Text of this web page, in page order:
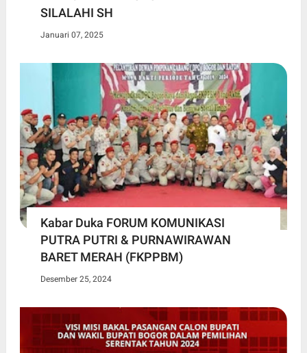
SILALAHI SH
Januari 07, 2025
Kabar Duka FORUM KOMUNIKASI
PUTRA PUTRI & PURNAWIRAWAN
BARET MERAH (FKPPBM)
Desember 25, 2024